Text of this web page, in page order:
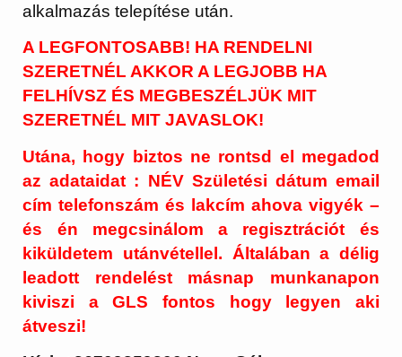
alkalmazás telepítése után.
A LEGFONTOSABB! HA RENDELNI
SZERETNÉL AKKOR A LEGJOBB HA
FELHÍVSZ ÉS MEGBESZÉLJÜK MIT
SZERETNÉL MIT JAVASLOK!
Utána, hogy biztos ne rontsd el megadod
az adataidat : NÉV Születési dátum email
cím telefonszám és lakcím ahova vigyék –
és én megcsinálom a regisztrációt és
kiküldetem utánvétellel. Általában a délig
leadott rendelést másnap munkanapon
kiviszi a GLS fontos hogy legyen aki
átveszi!